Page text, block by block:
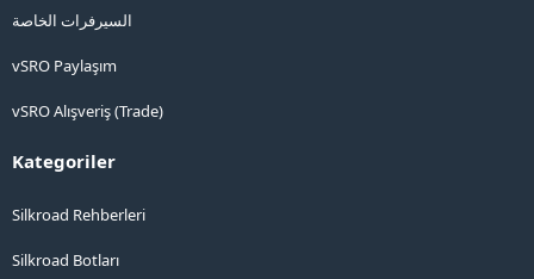
السيرفرات الخاصة
vSRO Paylaşım
vSRO Alışveriş (Trade)
Kategoriler
Silkroad Rehberleri
Silkroad Botları